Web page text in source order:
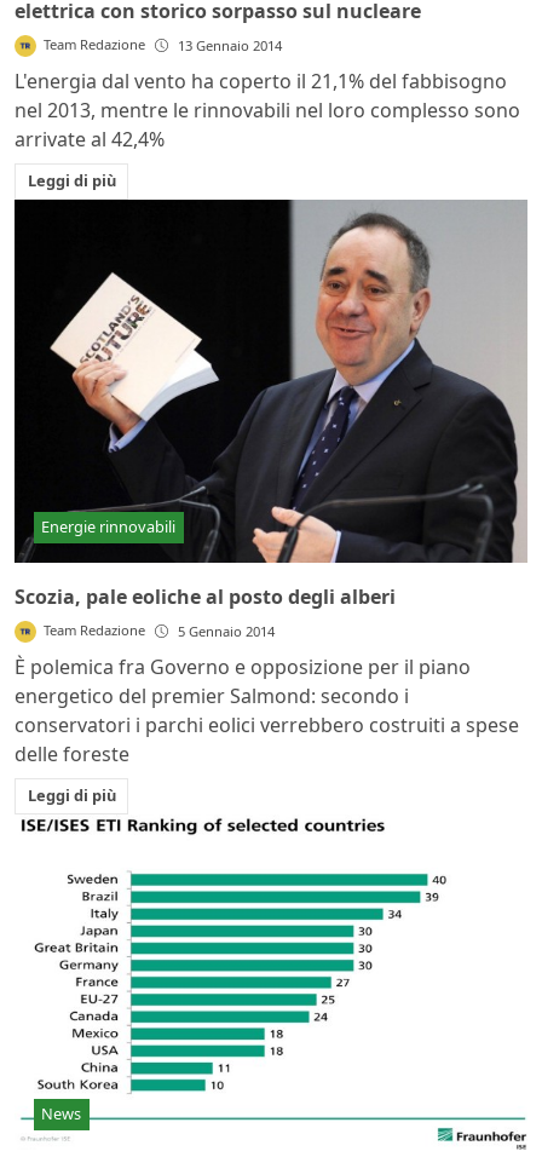
elettrica con storico sorpasso sul nucleare
Team Redazione 13 Gennaio 2014
L'energia dal vento ha coperto il 21,1% del fabbisogno
nel 2013, mentre le rinnovabili nel loro complesso sono
arrivate al 42,4%
Leggi di più
Energie rinnovabili
Scozia, pale eoliche al posto degli alberi
Team Redazione 5 Gennaio 2014
È polemica fra Governo e opposizione per il piano
energetico del premier Salmond: secondo i
conservatori i parchi eolici verrebbero costruiti a spese
delle foreste
Leggi di più
News